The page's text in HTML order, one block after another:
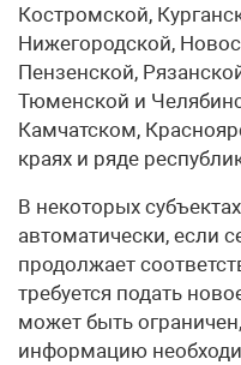
Костромской,
Нижегородской,
Пензенской,
Тюменской и
Камчатском,
краях и ряде
В некоторых
автоматически, если
продолжает
требуется подать
может быть
информацию